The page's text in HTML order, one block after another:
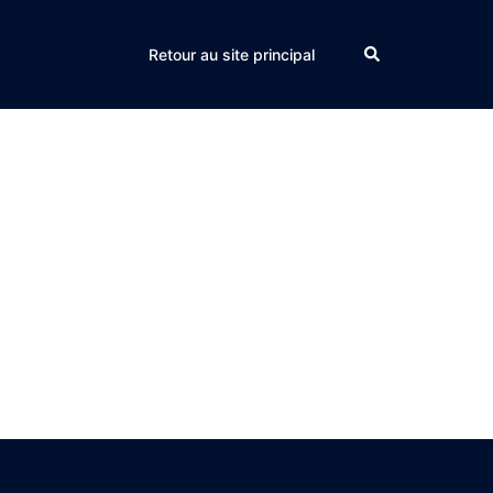
Retour au site principal Search